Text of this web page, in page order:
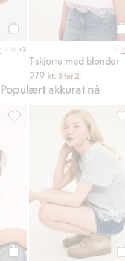
+3
T-skjorte med blonder
279 kr. 3 for 2
Populært akkurat nå
Bomullstopp med smale